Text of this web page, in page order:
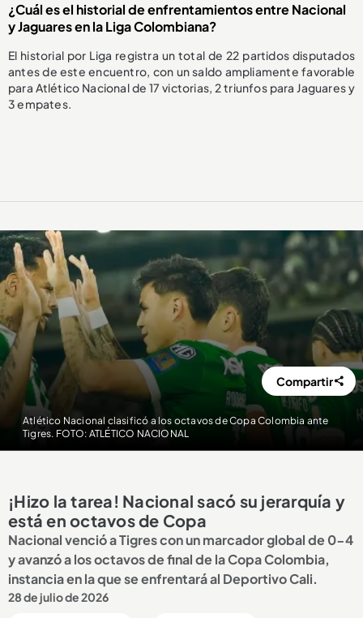
¿Cuál es el historial de enfrentamientos entre Nacional
y Jaguares en la Liga Colombiana?
El historial por Liga registra un total de 22 partidos disputados
antes de este encuentro, con un saldo ampliamente favorable
para Atlético Nacional de 17 victorias, 2 triunfos para Jaguares y
3 empates.
Atlético Nacional clasificó a los octavos de Copa Colombia ante
Tigres. FOTO: ATLÉTICO NACIONAL
Compartir
¡Hizo la tarea! Nacional sacó su jerarquía y
está en octavos de Copa
Nacional venció a Tigres con un marcador global de 0-4
y avanzó a los octavos de final de la Copa Colombia,
instancia en la que se enfrentará al Deportivo Cali.
28 de julio de 2026